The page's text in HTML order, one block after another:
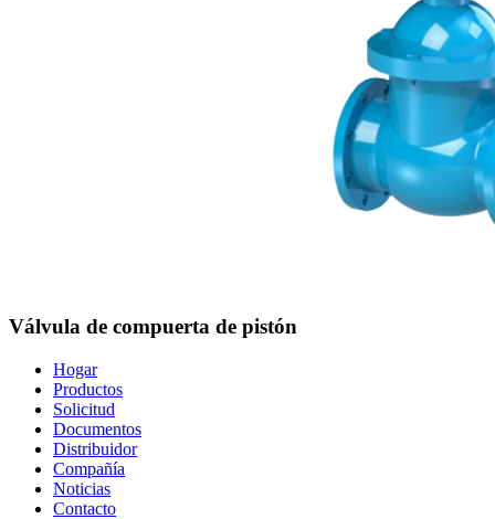
Válvula de compuerta de pistón
Hogar
Productos
Solicitud
Documentos
Distribuidor
Compañía
Noticias
Contacto